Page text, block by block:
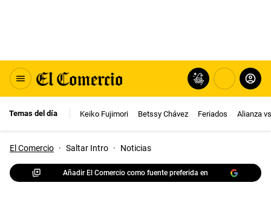
Temas del día Keiko Fujimori Betssy Chávez Feriados Alianza
El Comercio · Saltar Intro · Noticias
Añadir El Comercio como fuente preferida en